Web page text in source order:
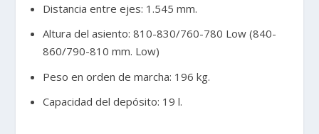
Distancia entre ejes: 1.545 mm.
Altura del asiento: 810-830/760-780 Low (840-
860/790-810 mm. Low)
Peso en orden de marcha: 196 kg.
Capacidad del depósito: 19 l.